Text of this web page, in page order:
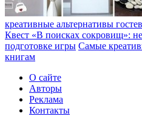
креативные альтернативы
Квест «В поисках сокровищ»:
подготовке игры Самые
книгам
О сайте
Авторы
Реклама
Контакты